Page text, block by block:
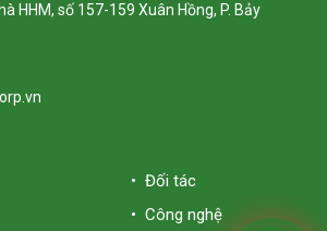
HHM, số 157-159 Xuân Hồng, P. Bảy
• Đối tác
• Công nghệ